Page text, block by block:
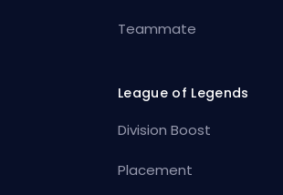
Teammate
League of Legends
Division Boost
Placement